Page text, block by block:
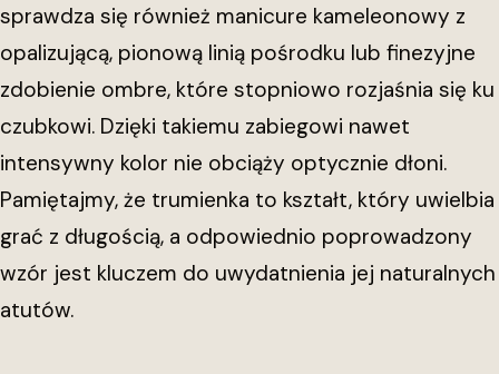
sprawdza się również manicure kameleonowy z
opalizującą, pionową linią pośrodku lub finezyjne
zdobienie ombre, które stopniowo rozjaśnia się ku
czubkowi. Dzięki takiemu zabiegowi nawet
intensywny kolor nie obciąży optycznie dłoni.
Pamiętajmy, że trumienka to kształt, który uwielbia
grać z długością, a odpowiednio poprowadzony
wzór jest kluczem do uwydatnienia jej naturalnych
atutów.